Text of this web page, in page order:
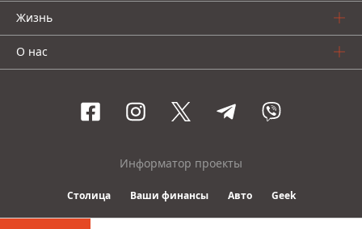
Жизнь
О нас
Информатор проекты
Столица Ваши финансы Авто Geek